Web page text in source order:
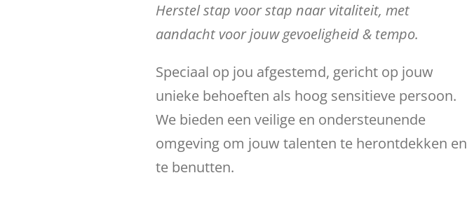
Herstel stap voor stap naar vitaliteit, met
aandacht voor jouw gevoeligheid & tempo.
Speciaal op jou afgestemd, gericht op jouw
unieke behoeften als hoog sensitieve persoon.
We bieden een veilige en ondersteunende
omgeving om jouw talenten te herontdekken en
te benutten.